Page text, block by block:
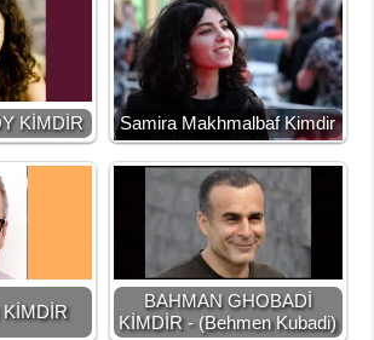
KİMDİR Samira Makhmalbaf Kimdir
BAHMAN GHOBADİ
KİMDİR - (Behmen Kubadi)